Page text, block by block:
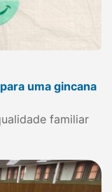
uma gincana
familiar